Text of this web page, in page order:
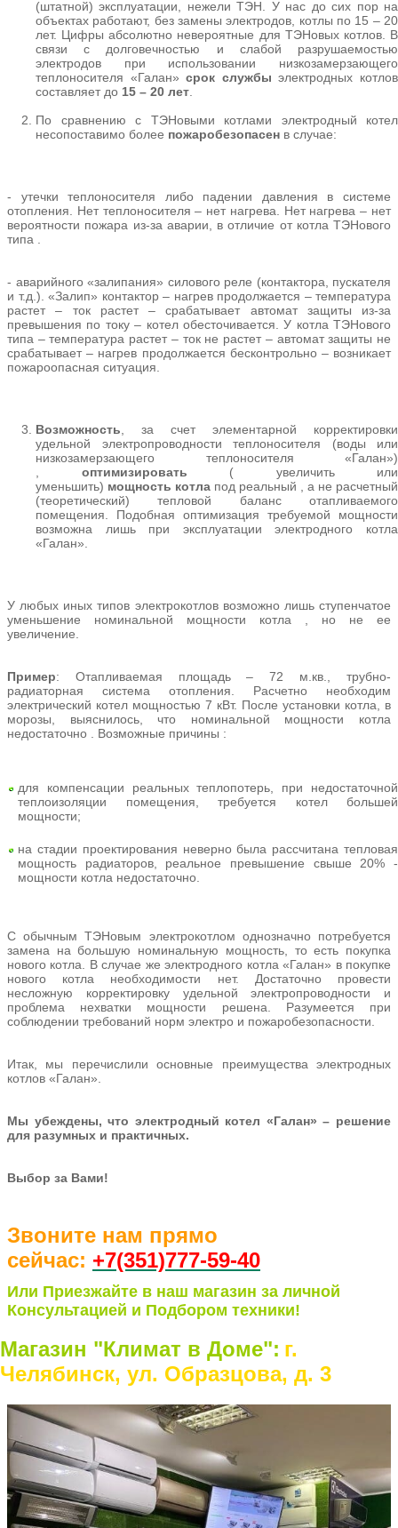
(штатной) эксплуатации, нежели ТЭН. У нас до сих пор на
объектах работают, без замены электродов, котлы по 15 – 20
лет. Цифры абсолютно невероятные для ТЭНовых котлов. В
связи с долговечностью и слабой разрушаемостью
электродов при использовании низкозамерзающего
теплоносителя «Галан»срок службы электродных котлов
составляет до 15 – 20 лет
По сравнению с ТЭНовыми котлами электродный котел
несопоставимо более пожаробезопасен в случае:
- утечки теплоносителя либо падении давления в системе
отопления. Нет теплоносителя – нет нагрева. Нет нагрева – нет
вероятности пожара из-за аварии, в отличие от котла ТЭНового
типа .
- аварийного «залипания» силового реле (контактора, пускателя
и т.д.). «Залип» контактор – нагрев продолжается – температура
растет – ток растет – срабатывает автомат защиты из-за
превышения по току – котел обесточивается. У котла ТЭНового
типа – температура растет – ток не растет – автомат защиты не
срабатывает – нагрев продолжается бесконтрольно – возникает
пожароопасная ситуация.
Возможность , за счет элементарной корректировки
удельной электропроводности теплоносителя (воды или
низкозамерзающего теплоносителя «Галан»)
оптимизировать ( увеличить или
уменьшить) мощность котла под реальный , а не расчетный
(теоретический) тепловой баланс отапливаемого
помещения. Подобная оптимизация требуемой мощности
возможна лишь при эксплуатации электродного котла
«Галан».
У любых иных типов электрокотлов возможно лишь ступенчатое
уменьшение номинальной мощности котла , но не ее
увеличение.
Пример: Отапливаемая площадь – 72 м.кв., трубно-
радиаторная система отопления. Расчетно необходим
электрический котел мощностью 7 кВт. После установки котла, в
морозы, выяснилось, что номинальной мощности котла
недостаточно . Возможные причины :
для компенсации реальных теплопотерь, при недостаточной
теплоизоляции помещения, требуется котел большей
мощности;
на стадии проектирования неверно была рассчитана тепловая
мощность радиаторов, реальное превышение свыше 20% -
мощности котла недостаточно.
С обычным ТЭНовым электрокотлом однозначно потребуется
замена на большую номинальную мощность, то есть покупка
нового котла. В случае же электродного котла «Галан» в покупке
нового котла необходимости нет. Достаточно провести
несложную корректировку удельной электропроводности и
проблема нехватки мощности решена. Разумеется при
соблюдении требований норм электро и пожаробезопасности.
Итак, мы перечислили основные преимущества электродных
котлов «Галан».
Мы убеждены, что электродный котел «Галан» – решение
для разумных и практичных.
Выбор за Вами!
Звоните нам прямо
сейчас: +7(351)777-59-40
Или Приезжайте в наш магазин за личной
Консультацией и Подбором техники!
Магазин "Климат в Доме": г.
Челябинск, ул. Образцова, д. 3